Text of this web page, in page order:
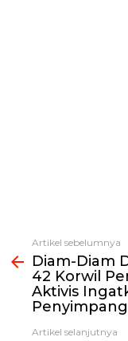
Lihat
selengkapnya
Artikel sebelumnya
Diam-Diam
42 Korwil
Aktivis
Artikel selanjutnya